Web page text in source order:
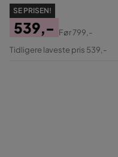
SE PRISEN!
Pris
539,-
Original
Før799,-
Tidligere laveste pris 539,-